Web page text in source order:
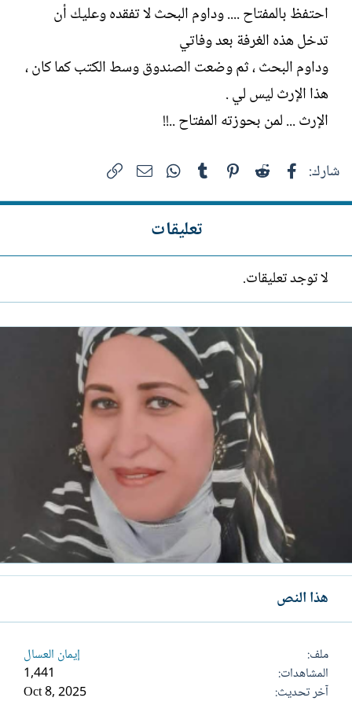
احتفظ بالمفتاح .... وداوم البحث لا تفقده وعليك أن
تدخل هذه الغرفة بعد وفاتي
وداوم البحث ، ثم وضعت الصندوق وسط الكتب كما كان ،
هذا الإرث ليس لي .
الإرث ... لمن بحوزته المفتاح ..!!
شارك: فيسبوك Reddit
Pinterest
Tumblr
WhatsAppالبريد الإلكتروني
تعليقات
لا توجد تعليقات.
هذا النص
ملف
إيمان العسال
المشاهدات
1,441
آخر تحديث
Oct 8, 2025